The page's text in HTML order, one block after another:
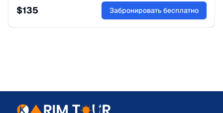
Проживание в пещерном отеле.
$135 Забронировать бесплатно